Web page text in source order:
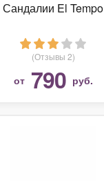
Сандалии El Tempo
(Отзывы 2)
от 790 руб.